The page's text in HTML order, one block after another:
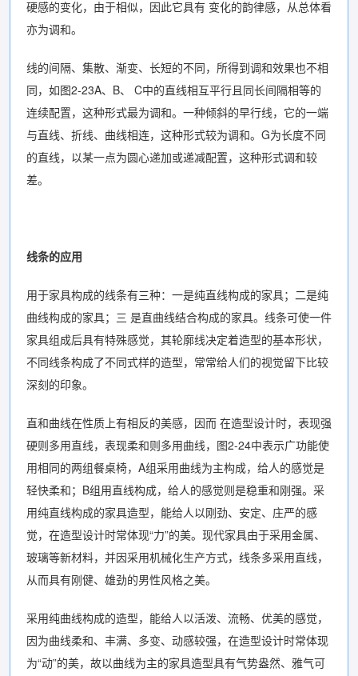
硬感的变化，由于相似，因此它具有 变化的韵律感，从总体看
亦为调和。
线的间隔、集散、渐变、长短的不同，所得到调和效果也不相
同，如图2-23A、B、 C中的直线相互平行且同长间隔相等的
连续配置，这种形式最为调和。一种倾斜的早行线，它的一端
与直线、折线、曲线相连，这种形式较为调和。G为长度不同
的直线，以某一点为圆心递加或递减配置，这种形式调和较
差。
线条的应用
用于家具构成的线条有三种：一是纯直线构成的家具；二是纯
曲线构成的家具；三 是直曲线结合构成的家具。线条可使一件
家具组成后具有特殊感觉，其轮廓线决定着造型的基本形状，
不同线条构成了不同式样的造型，常常给人们的视觉留下比较
深刻的印象。
直和曲线在性质上有相反的美感，因而 在造型设计时，表现强
硬则多用直线，表现柔和则多用曲线，图2-24中表示广功能使
用相同的两组餐桌椅，A组采用曲线为主构成，给人的感觉是
轻快柔和；B组用直线构成，给人的感觉则是稳重和刚强。采
用纯直线构成的家具造型，能给人以刚劲、安定、庄严的感
觉，在造型设计时常体现“力”的美。现代家具由于采用金属、
玻璃等新材料，并因采用机械化生产方式，线条多采用直线，
从而具有刚健、雄劲的男性风格之美。
采用纯曲线构成的造型，能给人以活泼、流畅、优美的感觉，
因为曲线柔和、丰满、多变、动感较强，在造型设计时常体现
为“动”的美，故以曲线为主的家具造型具有气势盎然、雅气可